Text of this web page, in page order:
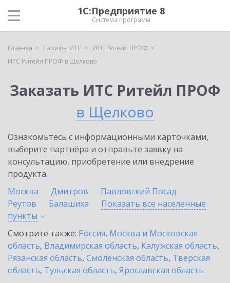
1С:Предприятие 8
Система программ
Главная Тарифы ИТС
ИТС Ритейл ПРОФ
ИТС Ритейл ПРОФ в Щелково
Заказать ИТС Ритейл ПРОФ
в Щелково
Ознакомьтесь с информационными карточками,
выберите партнёра и отправьте заявку на
консультацию, приобретение или внедрение
продукта.
Москва
Дмитров
Павловский Посад
Реутов
Балашиха
Показать все населенные
пункты
Смотрите также: Россия, Москва и Московская
область, Владимирская область, Калужская область,
Рязанская область, Смоленская область, Тверская
область, Тульская область, Ярославская область